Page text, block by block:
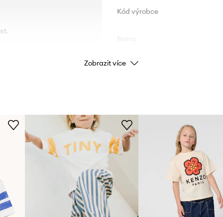
Kód výrobce
Značka
ID produktu
Zobrazit více